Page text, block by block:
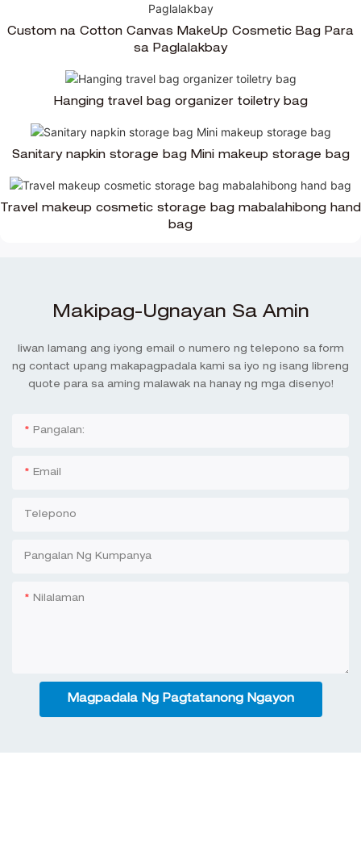
Custom na Cotton Canvas MakeUp Cosmetic Bag Para
sa Paglalakbay
Hanging travel bag organizer toiletry bag
Sanitary napkin storage bag Mini makeup storage bag
Travel makeup cosmetic storage bag mabalahibong hand
bag
Makipag-Ugnayan Sa Amin
Iiwan lamang ang iyong email o numero ng telepono sa form
ng contact upang makapagpadala kami sa iyo ng isang libreng
quote para sa aming malawak na hanay ng mga disenyo!
Pangalan:
Email
Telepono
Pangalan Ng Kumpanya
Nilalaman
Magpadala Ng Pagtatanong Ngayon